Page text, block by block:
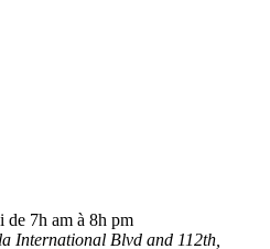
de 7h am à 8h pm
International Blvd and 112th,